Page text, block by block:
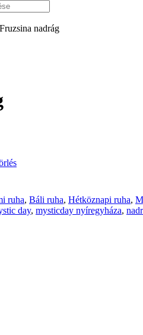
nadrág
ruha, Báli ruha, Hétköznapi ruha,
day, mysticday nyíregyháza,